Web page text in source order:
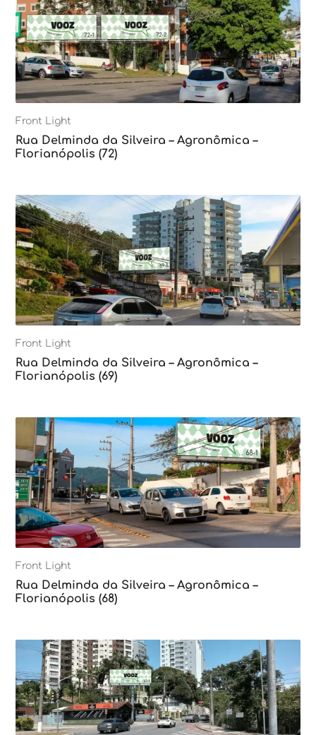
Front Light
Rua Delminda da Silveira – Agronômica –
Florianópolis (72)
Front Light
Rua Delminda da Silveira – Agronômica –
Florianópolis (69)
Front Light
Rua Delminda da Silveira – Agronômica –
Florianópolis (68)